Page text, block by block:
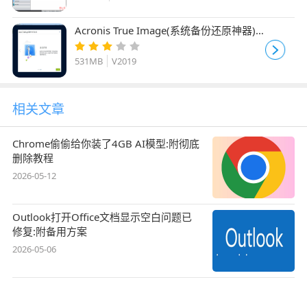
Acronis True Image(系统备份还原神器)
V2019 build13660 最新安装版
531MB V2019
相关文章
Chrome偷偷给你装了4GB AI模型:附彻底
删除教程
2026-05-12
Outlook打开Office文档显示空白问题已
修复:附备用方案
2026-05-06